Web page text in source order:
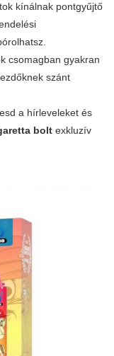
kínálnak pontgyűjtő
csomagban gyakran
szánt
a hírleveleket és
bolt exkluzív